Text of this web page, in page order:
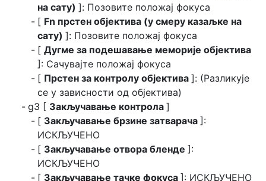
на сату) ]: Позовите положај фокуса
[ Fn прстен објектива (у смеру казаљке на
сату) ]: Позовите положај фокуса
[ Дугме за подешавање меморије објектива
]: Сачувајте положај фокуса
[ Прстен за контролу објектива ]: (Разликује
се у зависности од објектива)
g3 [ Закључавање контрола ]
[ Закључавање брзине затварача ]:
ИСКЉУЧЕНО
[ Закључавање отвора бленде ]:
ИСКЉУЧЕНО
[ Закључавање тачке фокуса ]: ИСКЉУЧЕНО